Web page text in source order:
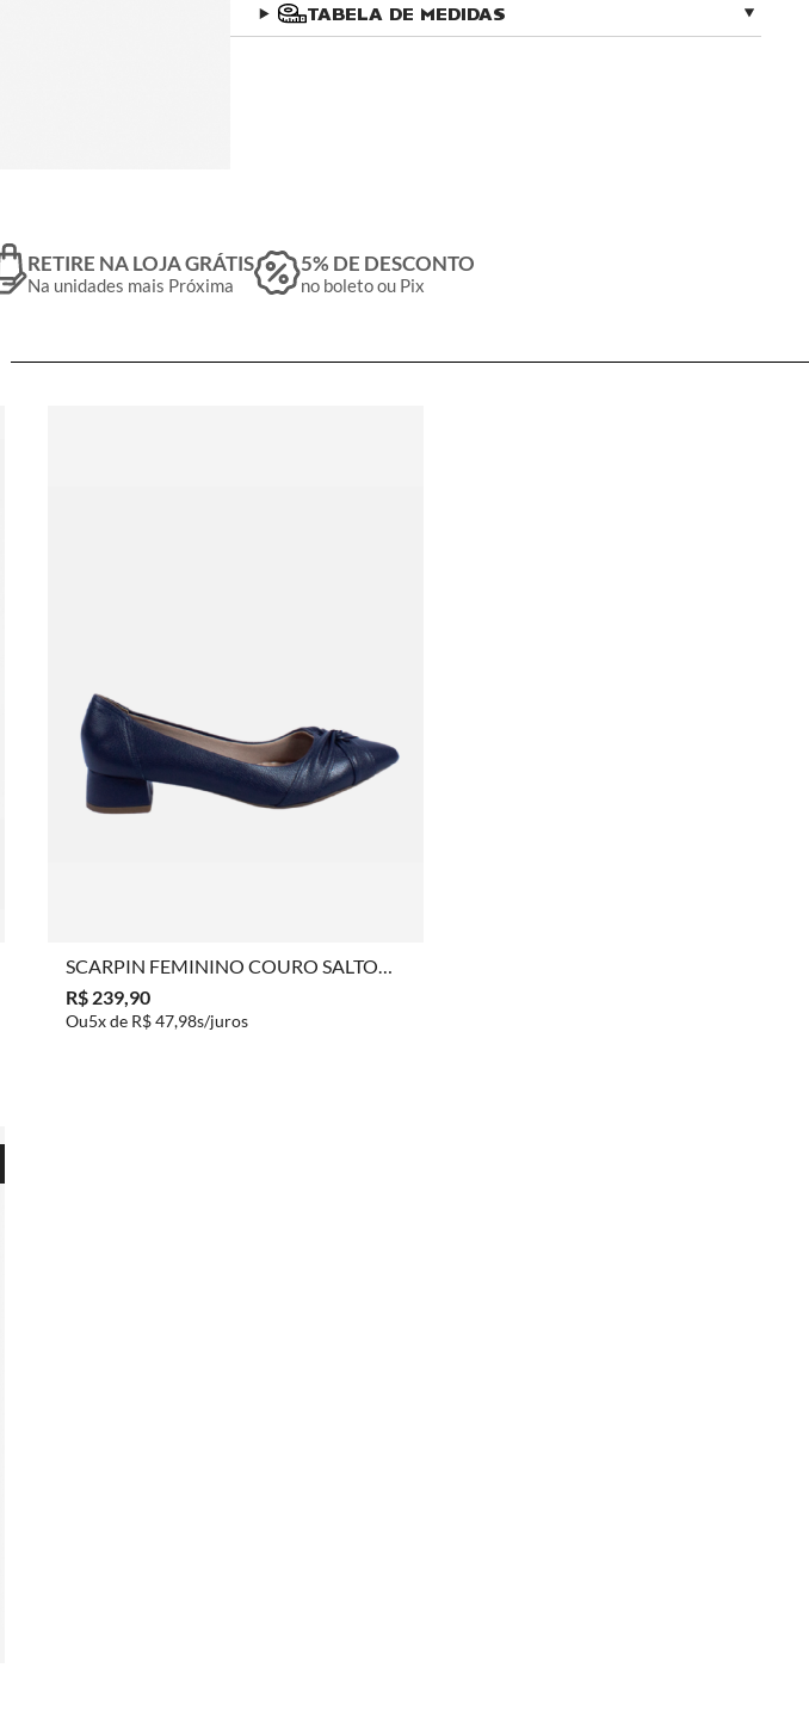
TABELA DE MEDIDAS
RETIRE NA LOJA GRÁTIS
Na unidades mais Próxima
5% DE DESCONTO
no boleto ou Pix
SCARPIN FEMININO COURO SALTO
BLOCO NÓ
R$ 239,90
5x de R$ 47,98